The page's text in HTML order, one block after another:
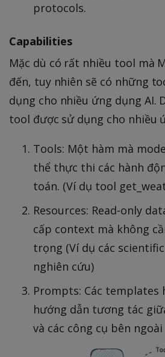
protocols.
Capabilities
Mặc dù có rất nhiều tool mà
đến, tuy nhiên sẽ có những
dụng cho nhiều ứng dụng AI.
tool được sử dụng cho nhiều
Tools: Một hàm mà
thể thực thi các hành
toán. (Ví dụ tool
Resources: Read-only
cấp context mà không
trọng (Ví dụ các
nghiên cứu)
Prompts: Các templates
hướng dẫn tương tác
và các công cụ bên ngoài